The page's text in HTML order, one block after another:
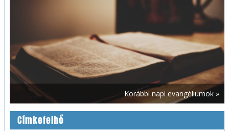
Korábbi napi evangéliumok »
Címkefelhő